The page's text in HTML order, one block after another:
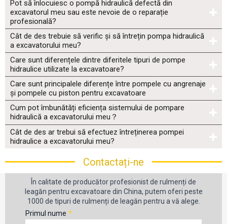
Pot să înlocuiesc o pompă hidraulică defectă din
excavatorul meu sau este nevoie de o reparație
profesională?
Cât de des trebuie să verific și să întrețin pompa hidraulică
a excavatorului meu?
Care sunt diferențele dintre diferitele tipuri de pompe
hidraulice utilizate la excavatoare?
Care sunt principalele diferențe între pompele cu angrenaje
și pompele cu piston pentru excavatoare
Cum pot îmbunătăți eficiența sistemului de pompare
hidraulică a excavatorului meu？
Cât de des ar trebui să efectuez întreținerea pompei
hidraulice a excavatorului meu?
Contactați-ne
În calitate de producător profesionist de rulmenți de
leagăn pentru excavatoare din China, putem oferi peste
1000 de tipuri de rulmenți de leagăn pentru a vă alege.
Primul nume *